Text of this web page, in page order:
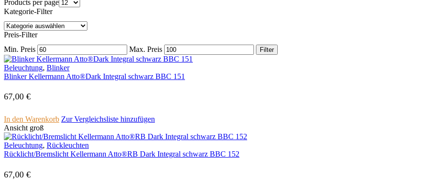
Products per page
Kategorie-Filter
Preis-Filter
Min. Preis
Max. Preis Filter
Beleuchtung, Blinker
Blinker Kellermann Atto®Dark Integral schwarz BBC 151
67,00 €
In den Warenkorb Zur Vergleichsliste hinzufügen
Ansicht groß
Beleuchtung, Rückleuchten
Rücklicht/Bremslicht Kellermann Atto®RB Dark Integral schwarz BBC 152
67,00 €